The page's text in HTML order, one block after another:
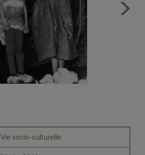
Next
Vie socio-culturelle